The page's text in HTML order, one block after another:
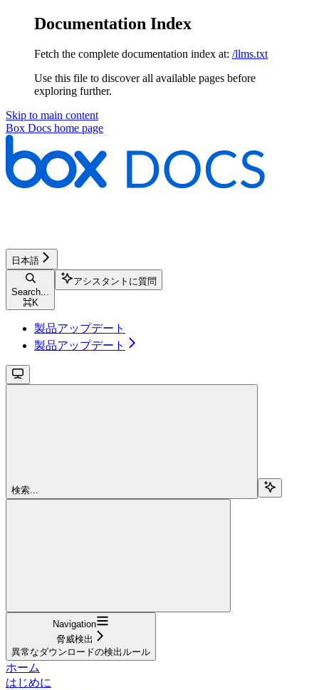
Documentation Index
Fetch the complete documentation index at: /llms.txt
Use this file to discover all available pages before
exploring further.
Skip to main content
Box Docs home page
日本語
Search...
⌘K
アシスタントに質問
製品アップデート
製品アップデート
検索...
Navigation
脅威検出
異常なダウンロードの検出ルール
ホーム
はじめに